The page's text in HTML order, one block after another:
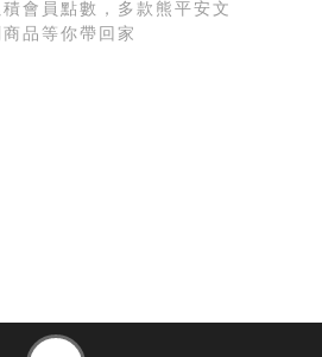
積會員點數，多款熊平安文
商品等你帶回家